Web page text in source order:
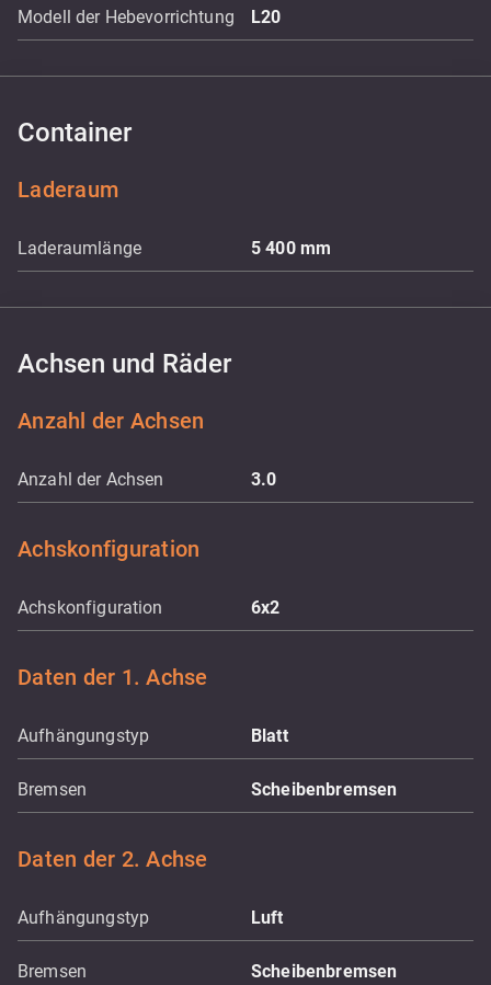
Modell der Hebevorrichtung L20
Container
Laderaum
Laderaumlänge 5 400 mm
Achsen und Räder
Anzahl der Achsen
Anzahl der Achsen 3.0
Achskonfiguration
Achskonfiguration 6x2
Daten der 1. Achse
Aufhängungstyp Blatt
Bremsen Scheibenbremsen
Daten der 2. Achse
Aufhängungstyp Luft
Bremsen Scheibenbremsen